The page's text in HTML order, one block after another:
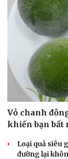
Vỏ chanh
khiến bạn bất
Loại quả siêu
đường lại